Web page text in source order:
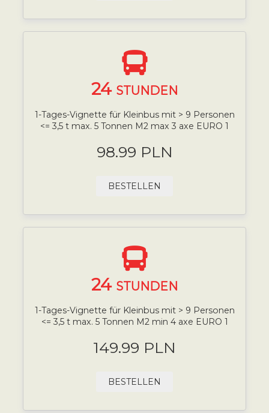
24 STUNDEN
1-Tages-Vignette für Kleinbus mit > 9 Personen
<= 3,5 t max. 5 Tonnen M2 max 3 axe EURO 1
98.99 PLN
BESTELLEN
24 STUNDEN
1-Tages-Vignette für Kleinbus mit > 9 Personen
<= 3,5 t max. 5 Tonnen M2 min 4 axe EURO 1
149.99 PLN
BESTELLEN